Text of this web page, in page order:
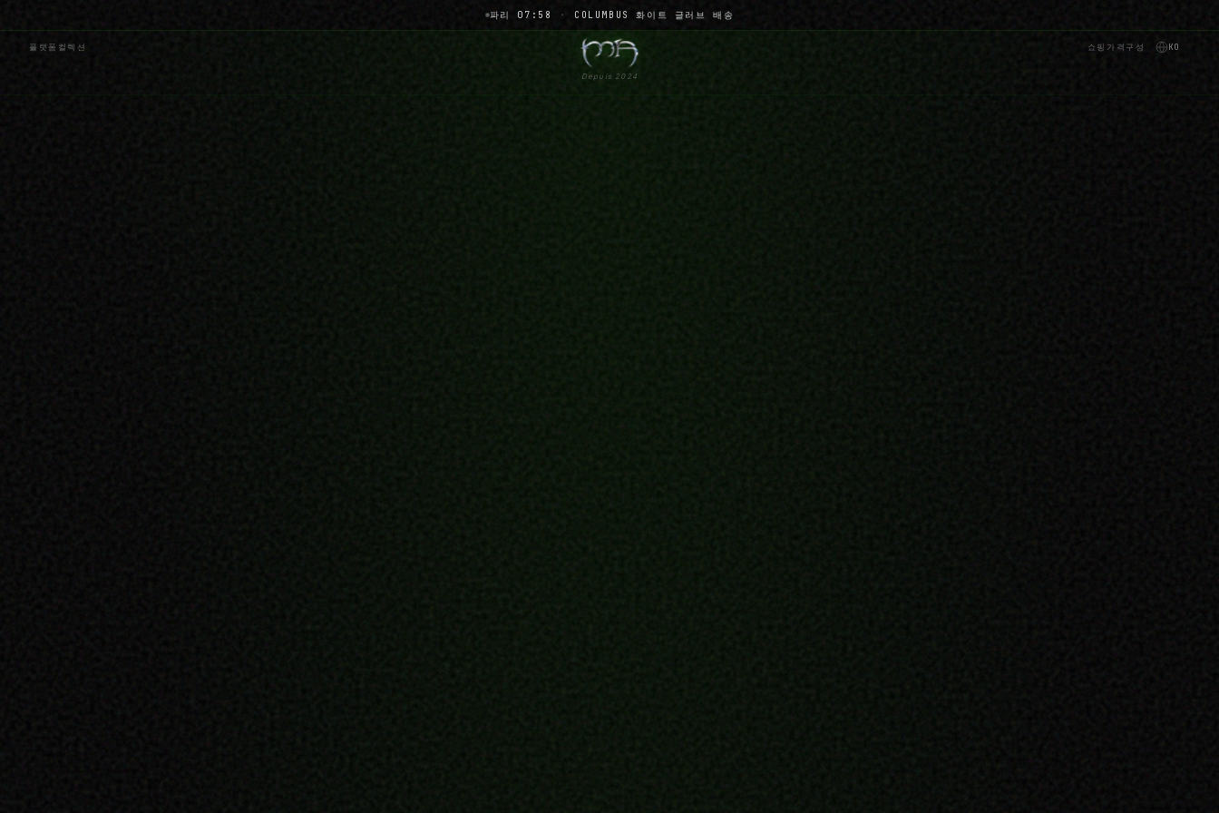
파리 07:58 · COLUMBUS 화이트 글러브 배송
플랫폼 컬렉션
Depuis 2024
쇼핑 가격 구성 KO